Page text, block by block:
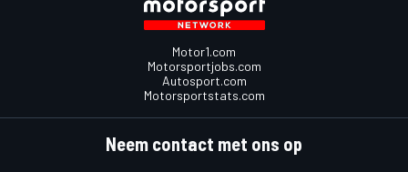
Motor1.com
Motorsportjobs.com
Autosport.com
Motorsportstats.com
Neem contact met ons op